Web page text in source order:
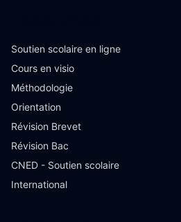
Soutien scolaire en ligne
Cours en visio
Méthodologie
Orientation
Révision Brevet
Révision Bac
CNED - Soutien scolaire
International